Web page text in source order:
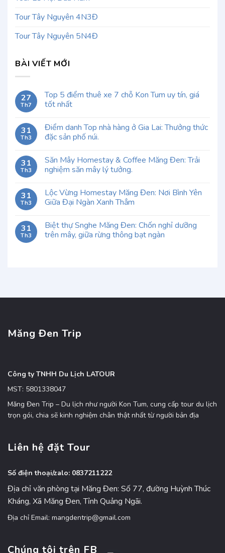
Tour Tây Nguyên 4N3Đ
Tour Tây Nguyên 5N4Đ
BÀI VIẾT MỚI
27
Th7
Top 5 điểm thuê xe 7 chỗ Kon Tum uy tín, giá
tốt nhất
31
Th3
Điểm danh Top nhà hàng ở Gia Lai: Thưởng thức
đặc sản phố núi.
31
Th3
Săn Mây Homestay & Coffee Măng Đen: Trải
nghiệm săn mây lý tưởng.
31
Th3
Lộc Vừng Homestay Măng Đen: Nơi Bình Yên
Giữa Đại Ngàn Xanh Thẳm
31
Th3
Biệt thự Snghe Măng Đen: Chốn nghỉ dưỡng
trên mây, giữa rừng thông bạt ngàn
Măng Đen Trip
Công ty TNHH Du Lịch LATOUR
MST: 5801338047
Măng Đen Trip – Du lịch như người Kon Tum, cung cấp tour du lịch
trọn gói, chia sẽ kinh nghiệm chân thật nhất từ người bản địa
Liên hệ đặt Tour
Số điện thoại/zalo: 0837211222
Địa chỉ văn phòng tại Măng Đen: Số 77, đường Huỳnh Thúc
Kháng, Xã Măng Đen, Tỉnh Quảng Ngãi.
Địa chỉ Email: mangdentrip@gmail.com
Chúng tôi trên FB